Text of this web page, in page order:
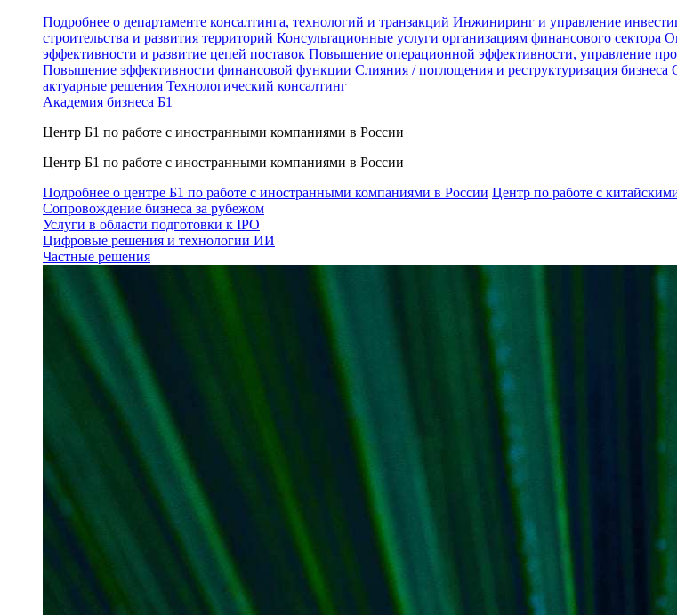
Подробнее о департаменте консалтинга, технологий и транзакций Инжиниринг и управление
строительства и развития территорий Консультационные услуги организациям финансового сектора
эффективности и развитие цепей поставок Повышение операционной эффективности, управление
Повышение эффективности финансовой функции Слияния / поглощения и реструктуризация бизнеса
актуарные решения Технологический консалтинг
Академия бизнеса Б1
Центр Б1 по работе с иностранными компаниями в России
Центр Б1 по работе с иностранными компаниями в России
Подробнее о центре Б1 по работе с иностранными компаниями в России Центр по работе с
Сопровождение бизнеса за рубежом
Услуги в области подготовки к IPO
Цифровые решения и технологии ИИ
Частные решения